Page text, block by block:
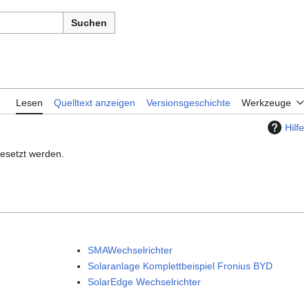
Suchen
Lesen Quelltext anzeigen Versionsgeschichte Werkzeuge
Hilfe
werden.
SMAWechselrichter
Solaranlage Komplettbeispiel Fronius BYD
SolarEdge Wechselrichter